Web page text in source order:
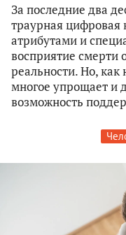
За последние два
траурная цифровая
атрибутами и
восприятие смерти
реальности. Но, как
многое упрощает и
возможность